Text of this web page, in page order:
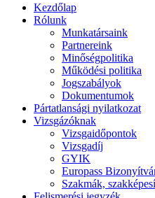
Kezdőlap
Rólunk
Munkatársaink
Partnereink
Minőségpolitika
Működési politika
Jogszabályok
Dokumentumok
Pártatlansági nyilatkozat
Vizsgázóknak
Vizsgaidőpontok
Vizsgadíj
GYIK
Europass
Szakmák,